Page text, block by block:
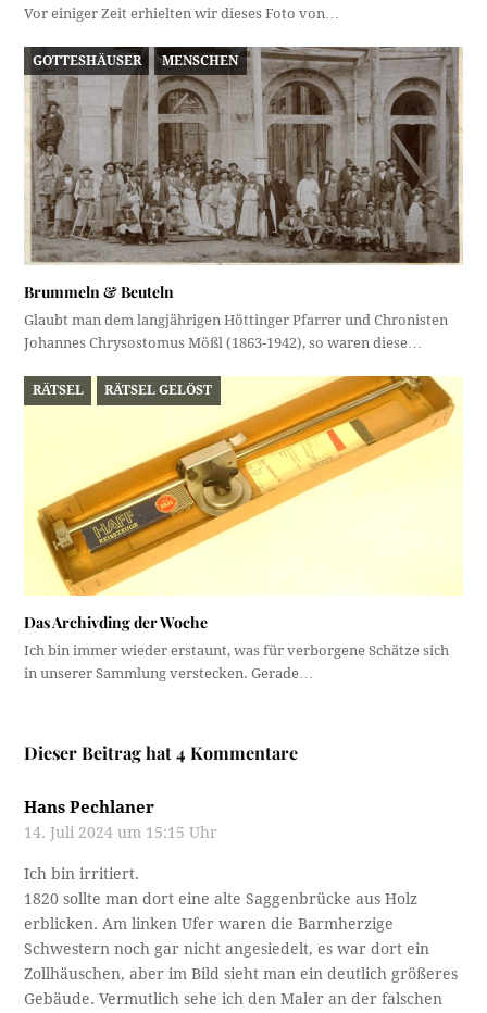
Vor einiger Zeit erhielten wir dieses Foto von…
GOTTESHÄUSER MENSCHEN
Brummeln & Beuteln
Glaubt man dem langjährigen Höttinger Pfarrer und Chronisten
Johannes Chrysostomus Mößl (1863-1942), so waren diese…
RÄTSEL RÄTSEL GELÖST
Das Archivding der Woche
Ich bin immer wieder erstaunt, was für verborgene Schätze sich
in unserer Sammlung verstecken. Gerade…
Dieser Beitrag hat 4 Kommentare
Hans Pechlaner
14. Juli 2024 um 15:15 Uhr
Ich bin irritiert.
1820 sollte man dort eine alte Saggenbrücke aus Holz
erblicken. Am linken Ufer waren die Barmherzige
Schwestern noch gar nicht angesiedelt, es war dort ein
Zollhäuschen, aber im Bild sieht man ein deutlich größeres
Gebäude. Vermutlich sehe ich den Maler an der falschen